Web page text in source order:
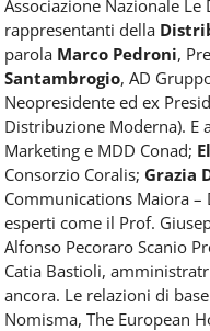
Associazione Nazionale
rappresentanti della
parola Marco Pedroni,
Santambrogio, AD
Neopresidente ed ex
Distribuzione Moderna). E
Marketing e MDD Conad;
Consorzio Coralis; Grazia
Communications Maiora –
esperti come il Prof.
Alfonso Pecoraro Scanio
Catia Bastioli,
ancora. Le relazioni di
Nomisma, The European